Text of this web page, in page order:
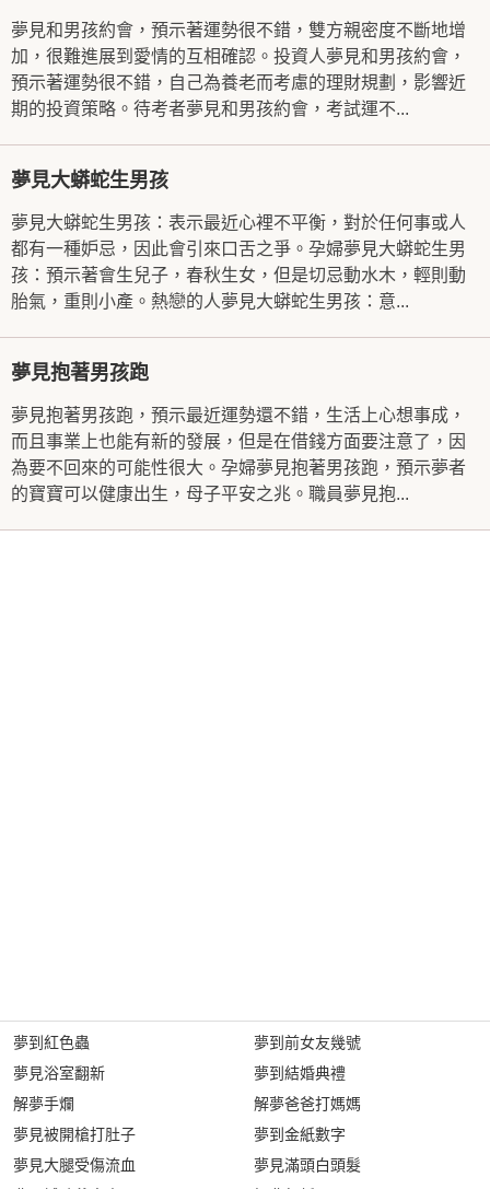
夢見和男孩約會，預示著運勢很不錯，雙方親密度不斷地增
加，很難進展到愛情的互相確認。投資人夢見和男孩約會，
預示著運勢很不錯，自己為養老而考慮的理財規劃，影響近
期的投資策略。待考者夢見和男孩約會，考試運不...
夢見大蟒蛇生男孩
夢見大蟒蛇生男孩：表示最近心裡不平衡，對於任何事或人
都有一種妒忌，因此會引來口舌之爭。孕婦夢見大蟒蛇生男
孩：預示著會生兒子，春秋生女，但是切忌動水木，輕則動
胎氣，重則小產。熱戀的人夢見大蟒蛇生男孩：意...
夢見抱著男孩跑
夢見抱著男孩跑，預示最近運勢還不錯，生活上心想事成，
而且事業上也能有新的發展，但是在借錢方面要注意了，因
為要不回來的可能性很大。孕婦夢見抱著男孩跑，預示夢者
的寶寶可以健康出生，母子平安之兆。職員夢見抱...
夢到紅色蟲
夢見浴室翻新
解夢手爛
夢見被開槍打肚子
夢見大腿受傷流血
夢到前女友幾號
夢到結婚典禮
解夢爸爸打媽媽
夢到金紙數字
夢見滿頭白頭髮